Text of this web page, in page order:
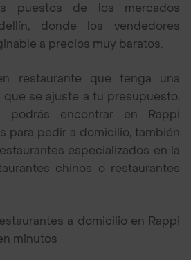
puestos de los mercados
donde los vendedores
a precios muy baratos.
restaurante que tenga una
se ajuste a tu presupuesto,
podrás encontrar en Rappi
para pedir a domicilio, también
especializados en la
chinos o restaurantes
a domicilio en Rappi
minutos